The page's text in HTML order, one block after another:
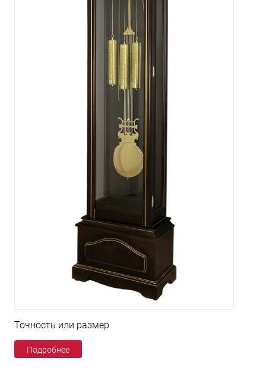
Точность или размер
Подробнее